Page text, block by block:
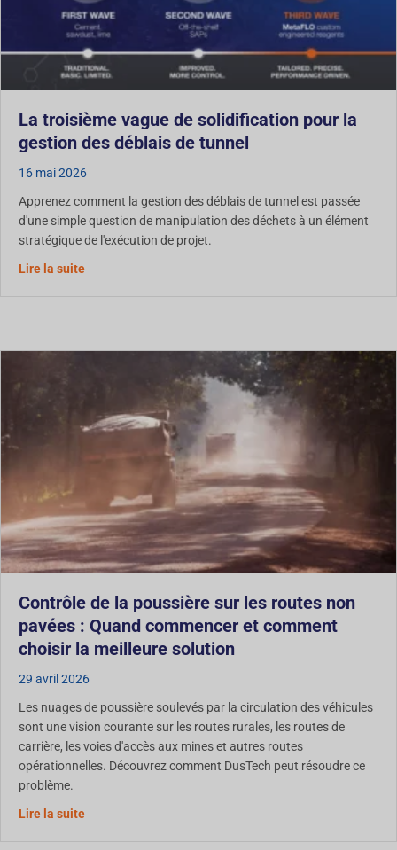
La troisième vague de solidification pour la
gestion des déblais de tunnel
16 mai 2026
Apprenez comment la gestion des déblais de tunnel est passée
d'une simple question de manipulation des déchets à un élément
stratégique de l'exécution de projet.
Lire la suiteConcernant la troisième vague de solidification pour
Contrôle de la poussière sur les routes non
pavées : Quand commencer et comment
choisir la meilleure solution
29 avril 2026
Les nuages de poussière soulevés par la circulation des véhicules
sont une vision courante sur les routes rurales, les routes de
carrière, les voies d'accès aux mines et autres routes
opérationnelles. Découvrez comment DusTech peut résoudre ce
problème.
Lire la suiteContrôle de la poussière sur les routes non revêtues :